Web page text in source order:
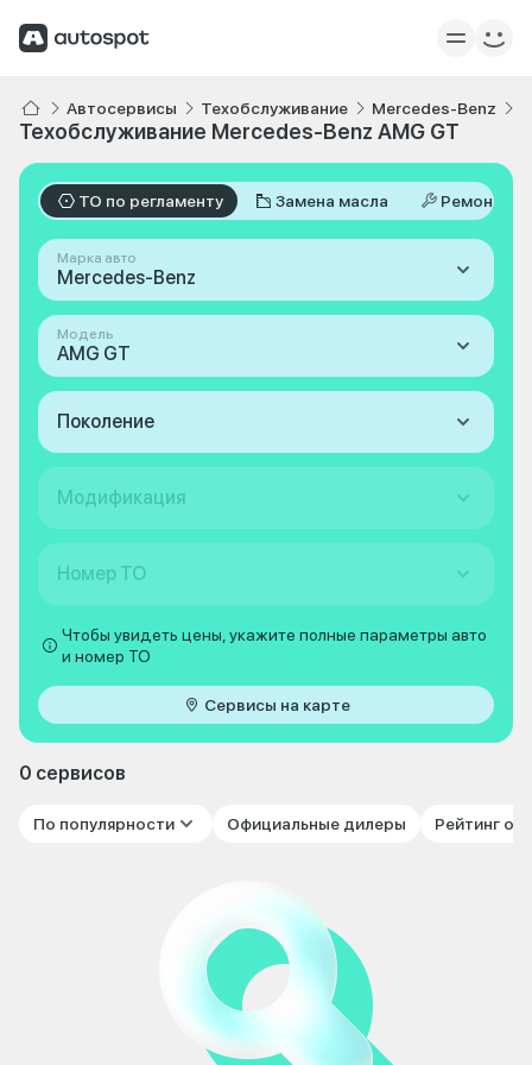
Автосервисы Техобслуживание Mercedes-Benz
Техобслуживание Mercedes-Benz AMG GT
ТО по регламенту Замена масла Ремонт
Марка авто
Mercedes-Benz
Модель
AMG GT
Поколение
Модификация
Номер ТО
Чтобы увидеть цены, укажите полные параметры авто
и номер ТО
Сервисы на карте
0 сервисов
По популярности Официальные дилеры Рейтинг